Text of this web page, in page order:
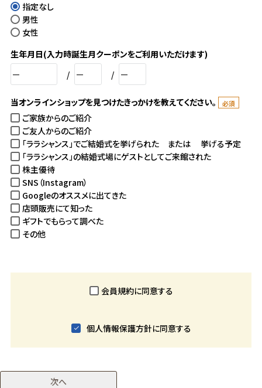
指定なし
男性
女性
生年月日(入力時誕生月クーポンをご利用いただけます)
当オンラインショップを見つけたきっかけを教えてください。
ご家族からのご紹介
ご友人からのご紹介
「ララシャンス」でご結婚式を挙げられた または 挙げる予定
「ララシャンス」の結婚式場にゲストとしてご来館された
株主優待
SNS（Instagram）
Googleのオススメに出てきた
店頭販売にて知った
ギフトでもらって調べた
その他
会員規約に同意する
個人情報保護方針に同意する
次へ